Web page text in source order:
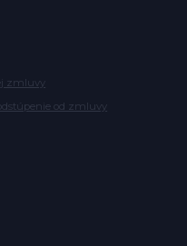
zmluvy
od zmluvy